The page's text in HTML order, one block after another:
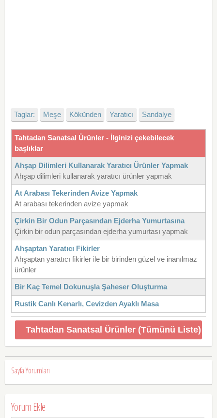
Taglar: Meşe Kökünden Yaratıcı Sandalye
Tahtadan Sanatsal Ürünler - İlginizi çekebilecek
başlıklar
Ahşap Dilimleri Kullanarak Yaratıcı Ürünler Yapmak
Ahşap dilimleri kullanarak yaratıcı ürünler yapmak
At Arabası Tekerinden Avize Yapmak
At arabası tekerinden avize yapmak
Çirkin Bir Odun Parçasından Ejderha Yumurtasına
Çirkin bir odun parçasından ejderha yumurtası yapmak
Ahşaptan Yaratıcı Fikirler
Ahşaptan yaratıcı fikirler ile bir birinden güzel ve inanılmaz
ürünler
Bir Kaç Temel Dokunuşla Şaheser Oluşturma
Rustik Canlı Kenarlı, Cevizden Ayaklı Masa
Tahtadan Sanatsal Ürünler (Tümünü Liste)
Sayfa Yorumları
Yorum Ekle